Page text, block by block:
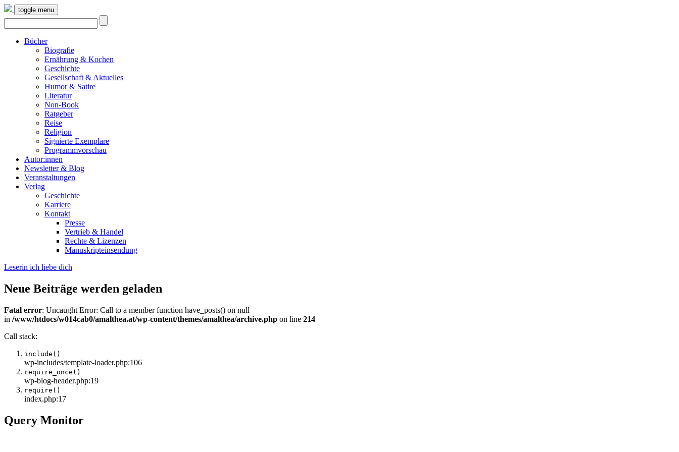
toggle menu
Bücher
Biografie
Ernährung & Kochen
Geschichte
Gesellschaft & Aktuelles
Humor & Satire
Literatur
Non-Book
Ratgeber
Reise
Religion
Signierte Exemplare
Programmvorschau
Autor:innen
Newsletter & Blog
Veranstaltungen
Verlag
Geschichte
Karriere
Kontakt
Presse
Vertrieb & Handel
Rechte & Lizenzen
Manuskripteinsendung
Leserin ich liebe dich
Neue Beiträge werden geladen
Fatal error: Uncaught Error: Call to a member function have_posts() on null
in /www/htdocs/w014cab0/amalthea.at/wp-content/themes/amalthea/archive.php on line 214
Call stack:
include()
wp-includes/template-loader.php:106
require_once()
wp-blog-header.php:19
require()
index.php:17
Query Monitor